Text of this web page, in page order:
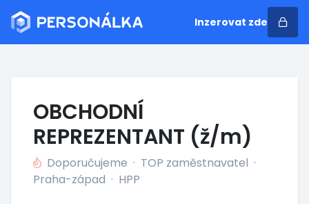
Inzerovat zde
OBCHODNÍ
REPREZENTANT (ž/m)
Doporučujeme · TOP zaměstnavatel ·
Praha-západ · HPP